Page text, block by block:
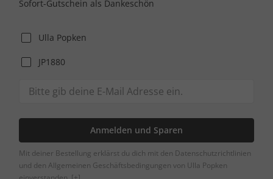
Sofort-Gutschein als Dankeschön
Ulla Popken
JP1880
Anmelden und Sparen
Mit deiner Bestellung erklärst du dich mit den Datenschutzrichtlinien
und den Allgemeinen Geschäftsbedingungen von Ulla Popken